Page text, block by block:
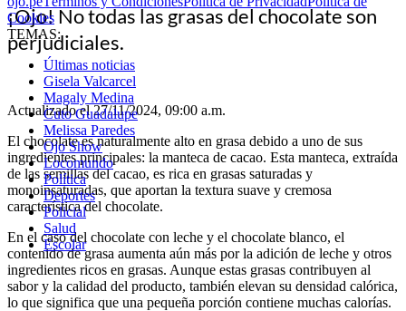
Cookies
TEMAS:
Últimas noticias
Gisela Valcarcel
Magaly Medina
Cuto Guadalupe
Melissa Paredes
Ojo Show
Locomundo
Política
Deportes
Policial
Salud
Escolar
¡Ojo! No todas las grasas del chocolate son
perjudiciales.
Actualizado el 27/11/2024, 09:00 a.m.
El chocolate es naturalmente alto en grasa debido a uno de sus
ingredientes principales: la manteca de cacao. Esta manteca, extraída
de las semillas del cacao, es rica en grasas saturadas y
monoinsaturadas, que aportan la textura suave y cremosa
característica del chocolate.
En el caso del chocolate con leche y el chocolate blanco, el
contenido de grasa aumenta aún más por la adición de leche y otros
ingredientes ricos en grasas. Aunque estas grasas contribuyen al
sabor y la calidad del producto, también elevan su densidad calórica,
lo que significa que una pequeña porción contiene muchas calorías.